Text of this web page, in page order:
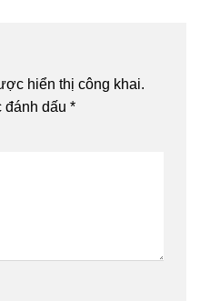
hiển thị công khai.
dấu *